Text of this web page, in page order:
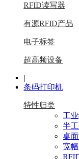
RFID读写器
有源RFID产品
电子标签
超高频设备
|
条码打印机
特性归类
工
半
桌
宽